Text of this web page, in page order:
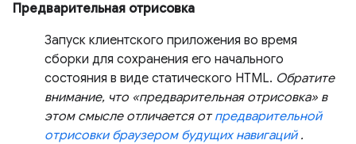
Предварительная отрисовка
Запуск клиентского приложения во время
сборки для сохранения его начального
состояния в виде статического HTML. Обратите
внимание, что «предварительная отрисовка» в
этом смысле отличается отпредварительной
отрисовки браузером будущих навигаций.